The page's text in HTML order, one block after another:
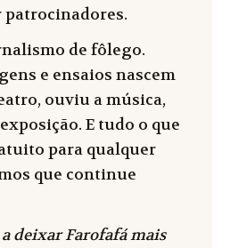
de fôlego.
e ensaios nascem
ouviu a música,
E tudo o que
para qualquer
que continue
deixar Farofafá mais